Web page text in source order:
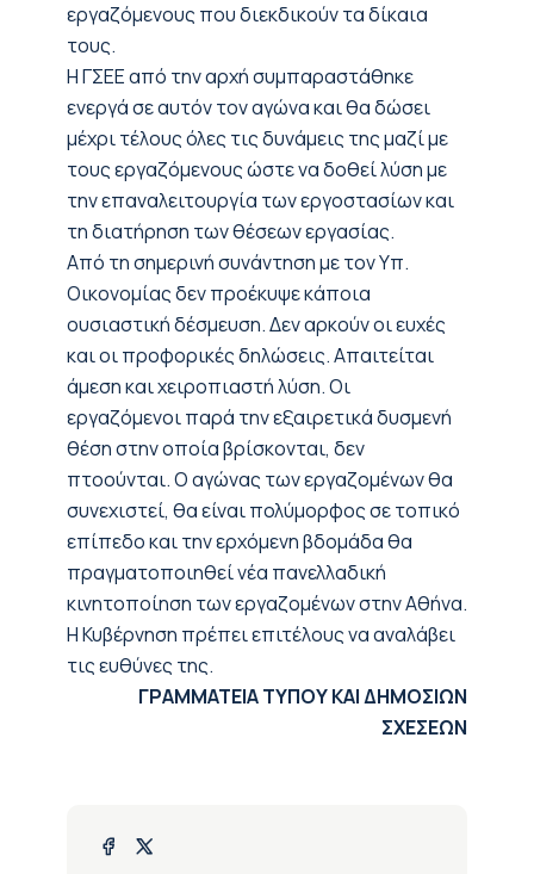
εργαζόμενους που διεκδικούν τα δίκαια
τους.
Η ΓΣΕΕ από την αρχή συμπαραστάθηκε
ενεργά σε αυτόν τον αγώνα και θα δώσει
μέχρι τέλους όλες τις δυνάμεις της μαζί με
τους εργαζόμενους ώστε να δοθεί λύση με
την επαναλειτουργία των εργοστασίων και
τη διατήρηση των θέσεων εργασίας.
Από τη σημερινή συνάντηση με τον Υπ.
Οικονομίας δεν προέκυψε κάποια
ουσιαστική δέσμευση. Δεν αρκούν οι ευχές
και οι προφορικές δηλώσεις. Απαιτείται
άμεση και χειροπιαστή λύση. Οι
εργαζόμενοι παρά την εξαιρετικά δυσμενή
θέση στην οποία βρίσκονται, δεν
πτοούνται. Ο αγώνας των εργαζομένων θα
συνεχιστεί, θα είναι πολύμορφος σε τοπικό
επίπεδο και την ερχόμενη βδομάδα θα
πραγματοποιηθεί νέα πανελλαδική
κινητοποίηση των εργαζομένων στην Αθήνα.
Η Κυβέρνηση πρέπει επιτέλους να αναλάβει
τις ευθύνες της.
ΓΡΑΜΜΑΤΕΙΑ ΤΥΠΟΥ ΚΑΙ ΔΗΜΟΣΙΩΝ
ΣΧΕΣΕΩΝ